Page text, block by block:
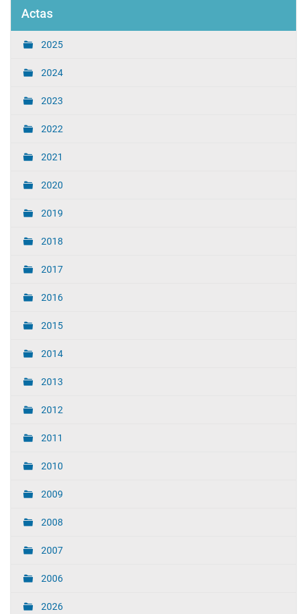
Actas
2025
2024
2023
2022
2021
2020
2019
2018
2017
2016
2015
2014
2013
2012
2011
2010
2009
2008
2007
2006
2026